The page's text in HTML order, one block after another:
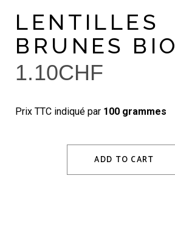
LENTILLES
BRUNES BIO
1.10CHF
Prix TTC indiqué par 100 grammes
ADD TO CART